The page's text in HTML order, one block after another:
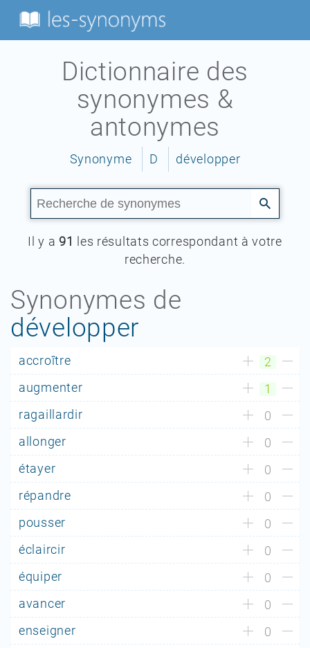
Dictionnaire des
synonymes &
antonymes
Synonyme D développer
Il y a 91
les résultats correspondant à votre
recherche.
Synonymes de
développer
accroître
2
augmenter
1
ragaillardir
0
allonger
0
étayer
0
répandre
0
pousser
0
éclaircir
0
équiper
0
avancer
0
enseigner
0